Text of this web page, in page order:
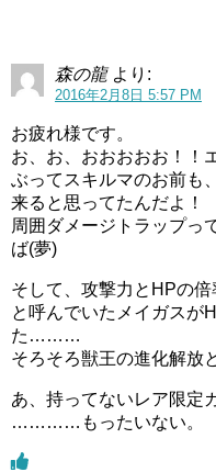
森の龍 より:
2016年2月8日 5:57 PM
お疲れ様です。
お、お、おおおおお！！
ぶってスキルマのお前も
来ると思ってたんだよ！
周囲ダメージトラップっ
ば(夢)
そして、攻撃力とHPの
と呼んでいたメイガスが
た………
そろそろ獣王の進化解放
あ、持ってないレア限定
…………もったいない。